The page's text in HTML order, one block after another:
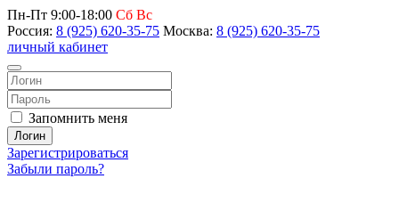
Пн-Пт 9:00-18:00 Сб Вс
Россия: 8 (925) 620-35-75 Москва: 8 (925) 620-35-75
личный кабинет
Запомнить меня
Логин
Зарегистрироваться
Забыли пароль?